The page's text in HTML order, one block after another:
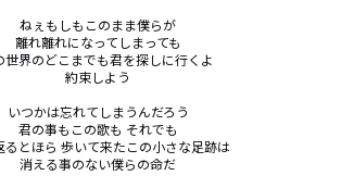
ねぇもしもこのまま僕らが
離れ離れになってしまっても
世界のどこまでも君を探しに行くよ
約束しよう
いつかは忘れてしまうんだろう
君の事もこの歌も それでも
るとほら 歩いて来たこの小さな足跡は
消える事のない僕らの命だ